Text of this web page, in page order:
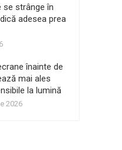
se strânge în
adesea prea
înainte de
mai ales
la lumină
2026